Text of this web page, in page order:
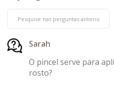
Sarah
O pincel serve para
rosto?